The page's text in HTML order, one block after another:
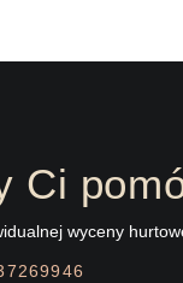
Ci
wyceny